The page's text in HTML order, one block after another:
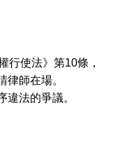
行使法》第10條，
律師在場。
違法的爭議。